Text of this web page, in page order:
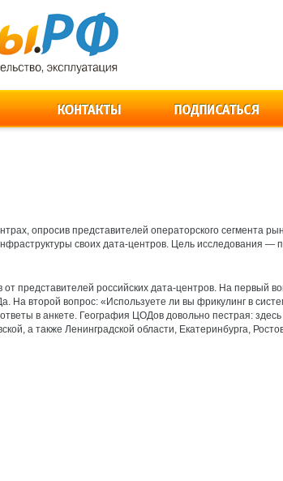
опросив представителей операторского сегмента
своих дата-центров. Цель исследования —
представителей российских дата-центров. На первый
второй вопрос: «Используете ли вы фрикулинг в
в анкете. География ЦОДов довольно пестрая:
а также Ленинградской области, Екатеринбурга,